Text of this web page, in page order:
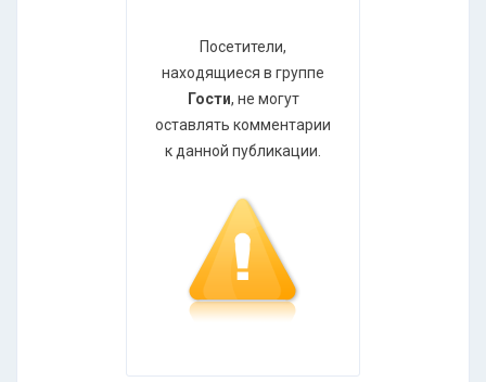
Посетители,
находящиеся в группе
Гости, не могут
оставлять комментарии
к данной публикации.